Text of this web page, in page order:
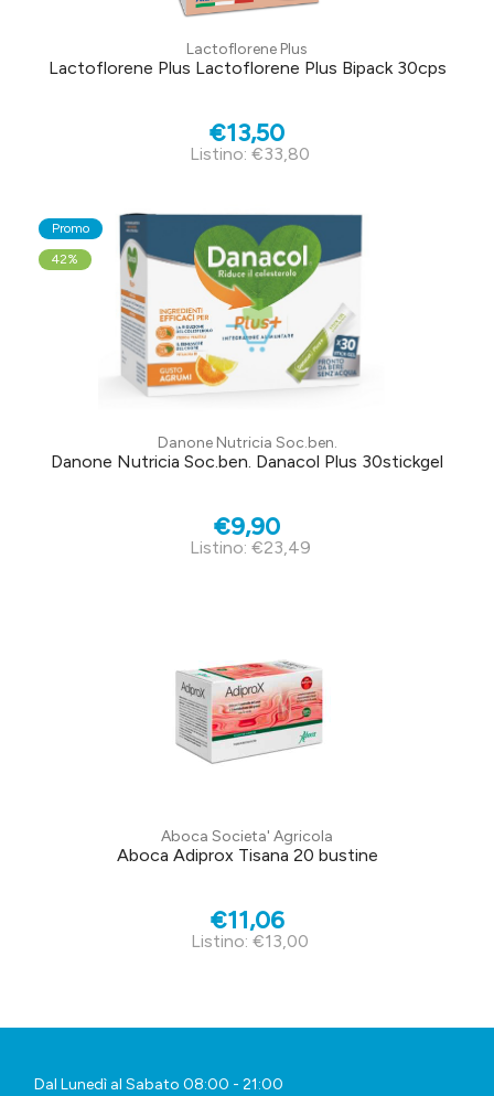
Lactoflorene Plus
Lactoflorene Plus Lactoflorene Plus Bipack 30cps
€13,50
Listino: €33,80
Promo
42%
Danone Nutricia Soc.ben.
Danone Nutricia Soc.ben. Danacol Plus 30stickgel
€9,90
Listino: €23,49
Aboca Societa' Agricola
Aboca Adiprox Tisana 20 bustine
€11,06
Listino: €13,00
Dal Lunedì al Sabato 08:00 - 21:00